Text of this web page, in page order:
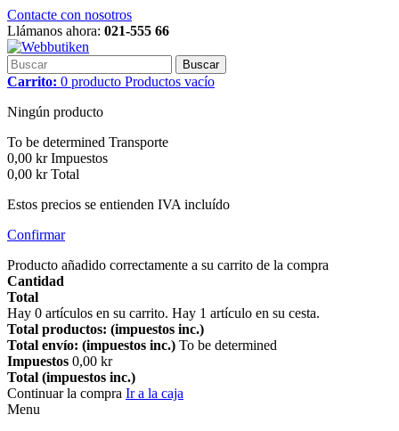
Contacte con nosotros
Llámanos ahora: 021-555 66
Buscar
Carrito: 0 producto Productos vacío
Ningún producto
To be determined Transporte
0,00 kr Impuestos
0,00 kr Total
Estos precios se entienden IVA incluído
Confirmar
Producto añadido correctamente a su carrito de la compra
Cantidad
Total
Hay 0 artículos en su carrito. Hay 1 artículo en su cesta.
Total productos: (impuestos inc.)
Total envío: (impuestos inc.) To be determined
Impuestos 0,00 kr
Total (impuestos inc.)
Continuar la compra Ir a la caja
Menu